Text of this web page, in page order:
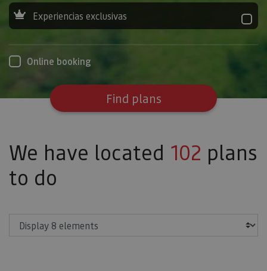
Experiencias exclusivas
Online booking
Find plans
We have located 102 plans
to do